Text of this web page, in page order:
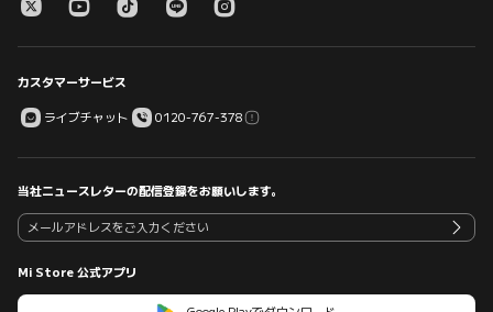
カスタマーサービス
ライブチャット 0120-767-378
当社ニュースレターの配信登録をお願いします。
Mi Store 公式アプリ